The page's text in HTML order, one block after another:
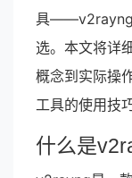
具——v2rayng
选。本文将详
概念到实际操
工具的使用技巧
什么是